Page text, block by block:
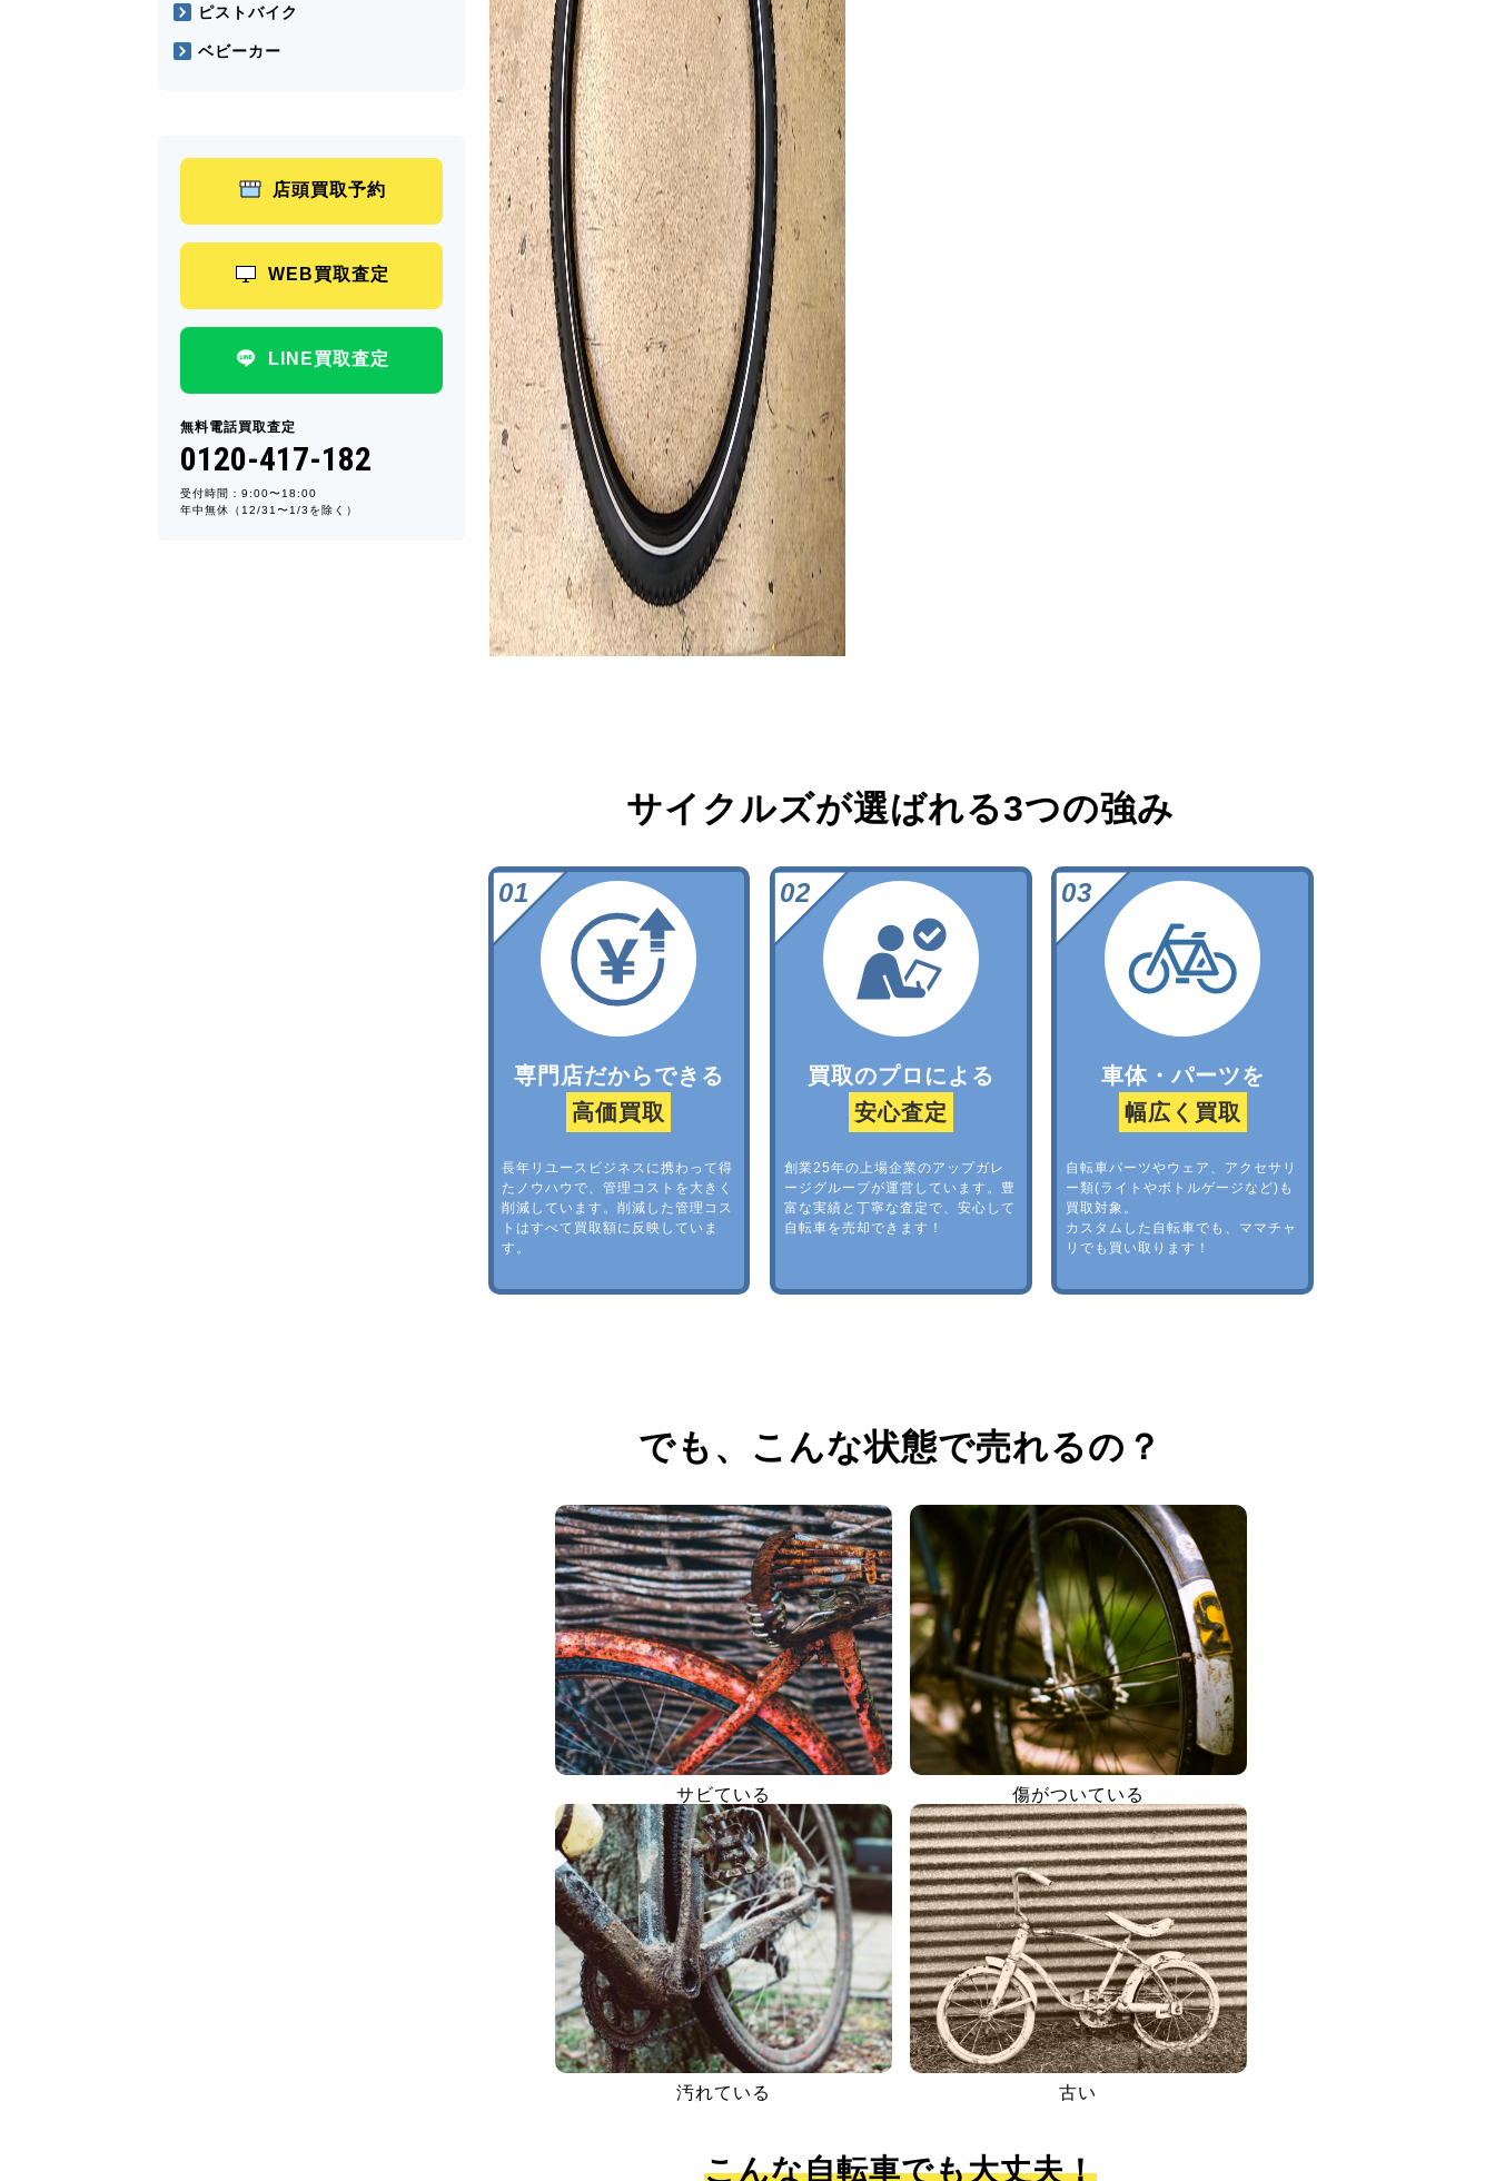
サイクルズが選ばれる3つの強み
専門店だからできる
高価買取
長年リユースビジネスに携わって得
たノウハウで、管理コストを大きく
削減しています。削減した管理コス
トはすべて買取額に反映していま
す。
買取のプロによる
安心査定
創業25年の上場企業のアップガレ
ージグループが運営しています。豊
富な実績と丁寧な査定で、安心して
自転車を売却できます！
車体・パーツを
幅広く買取
自転車パーツやウェア、アクセサリ
ー類(ライトやボトルゲージなど)も
買取対象。
カスタムした自転車でも、ママチャ
リでも買い取ります！
でも、 こんな状態で売れるの？
サビている 傷がついている
汚れている 古い
こんな自転車でも大丈夫！
ピストバイク
ベビーカー
店頭買取予約
WEB買取査定
LINE買取査定
無料電話買取査定
0120-417-182
受付時間：9:00〜18:00
年中無休（12/31〜1/3を除く）